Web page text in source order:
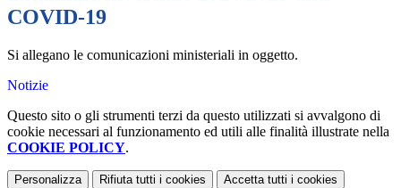
COVID-19
Si allegano le comunicazioni ministeriali in oggetto.
Notizie
Questo sito o gli strumenti terzi da questo utilizzati si avvalgono di
cookie necessari al funzionamento ed utili alle finalità illustrate nella
COOKIE POLICY.
Personalizza Rifiuta tutti i cookies Accetta tutti i cookies